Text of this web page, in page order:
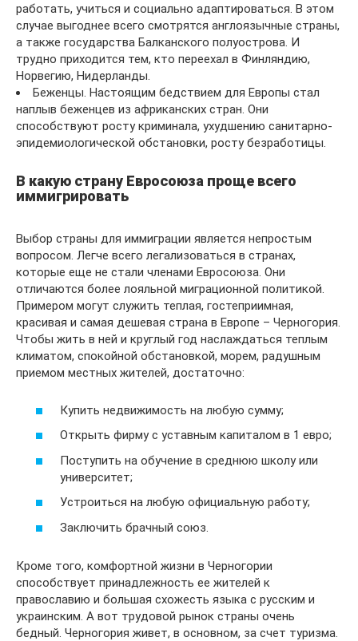
работать, учиться и социально адаптироваться. В этом
случае выгоднее всего смотрятся англоязычные страны,
а также государства Балканского полуострова. И
трудно приходится тем, кто переехал в Финляндию,
Норвегию, Нидерланды.
Беженцы. Настоящим бедствием для Европы стал
наплыв беженцев из африканских стран. Они
способствуют росту криминала, ухудшению санитарно-
эпидемиологической обстановки, росту безработицы.
В какую страну Евросоюза проще всего
иммигрировать
Выбор страны для иммиграции является непростым
вопросом. Легче всего легализоваться в странах,
которые еще не стали членами Евросоюза. Они
отличаются более лояльной миграционной политикой.
Примером могут служить теплая, гостеприимная,
красивая и самая дешевая страна в Европе – Черногория.
Чтобы жить в ней и круглый год наслаждаться теплым
климатом, спокойной обстановкой, морем, радушным
приемом местных жителей, достаточно:
Купить недвижимость на любую сумму;
Открыть фирму с уставным капиталом в 1 евро;
Поступить на обучение в среднюю школу или
университет;
Устроиться на любую официальную работу;
Заключить брачный союз.
Кроме того, комфортной жизни в Черногории
способствует принадлежность ее жителей к
православию и большая схожесть языка с русским и
украинским. А вот трудовой рынок страны очень
бедный. Черногория живет, в основном, за счет туризма.